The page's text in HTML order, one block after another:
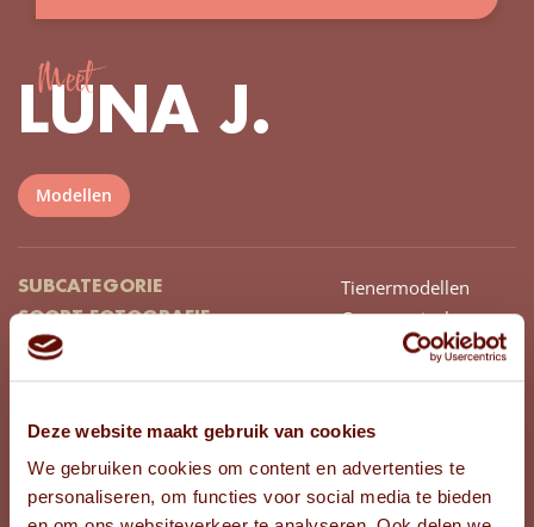
Deze website maakt gebruik van cookies
We gebruiken cookies om content en advertenties te
personaliseren, om functies voor social media te bieden
Meet
LUNA J.
Modellen
SUBCATEGORIE Tienermodellen
SOORT FOTOGRAFIE Commercieel
GESLACHT
LEEFTIJD 15
PROVINCIE Noord-Holland
LENGTE (CM) 169
HAARKLEUR Bruin